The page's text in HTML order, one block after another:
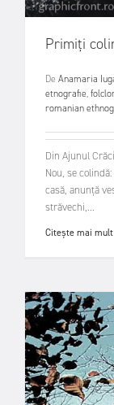
Primiți
De Anamaria
etnografie,
romanian
Din Ajunul
Nou, se
casă, anunță
străvechi,...
Citește mai mult